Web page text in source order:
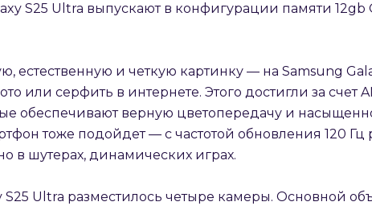
S25 Ultra выпускают в конфигурации памяти 12gb
естественную и четкую картинку — на Samsung
или серфить в интернете. Этого достигли за счет
обеспечивают верную цветопередачу и
тоже подойдет — с частотой обновления 120 Гц
в шутерах, динамических играх.
S25 Ultra разместилось четыре камеры. Основной
раз в 2 недели